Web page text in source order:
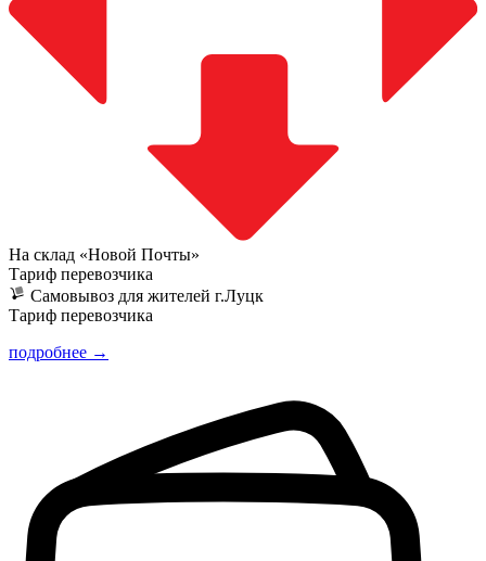
На склад «Новой Почты»
Тариф перевозчика
Самовывоз для жителей г.Луцк
Тариф перевозчика
подробнее →